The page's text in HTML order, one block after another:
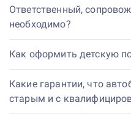
Ответственный,
необходимо?
Как оформить детскую
Какие гарантии, что
старым и с